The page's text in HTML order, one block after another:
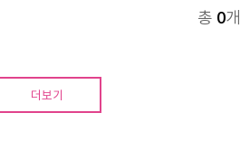
총 0개
더보기